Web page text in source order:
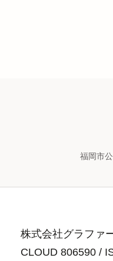
福岡市
株式会社グラファ
CLOUD 806590 /